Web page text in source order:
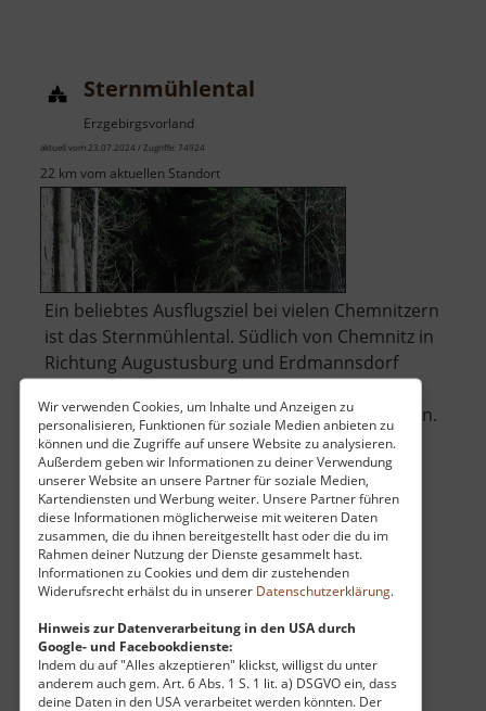
Wir verwenden Cookies, um Inhalte und Anzeigen zu
personalisieren, Funktionen für soziale Medien anbieten zu
können und die Zugriffe auf unsere Website zu analysieren.
Außerdem geben wir Informationen zu deiner Verwendung
unserer Website an unsere Partner für soziale Medien,
Kartendiensten und Werbung weiter. Unsere Partner führen
diese Informationen möglicherweise mit weiteren Daten
zusammen, die du ihnen bereitgestellt hast oder die du im
Rahmen deiner Nutzung der Dienste gesammelt hast.
Informationen zu Cookies und dem dir zustehenden
Widerufsrecht erhälst du in unserer Datenschutzerklärung.
Hinweis zur Datenverarbeitung in den USA durch
Google- und Facebookdienste:
Indem du auf "Alles akzeptieren" klickst, willigst du unter
anderem auch gem. Art. 6 Abs. 1 S. 1 lit. a) DSGVO ein, dass
deine Daten in den USA verarbeitet werden könnten. Der
Sternmühlental
Erzgebirgsvorland
aktuell vom 23.07.2024 / Zugriffe: 74924
22 km vom aktuellen Standort
Ein beliebtes Ausflugsziel bei vielen Chemnitzern
ist das Sternmühlental. Südlich von Chemnitz in
Richtung Augustusburg und Erdmannsdorf
gelegen laden Wanderwege, Wald und eine
Gaststätte - die Sternmühle - zum Verweilen ein.
Wandert man entlang des Schwarzbaches
gelangt man zu einem alte.. »weiterlesenüber
Greifensteine
Mittleres Erzgebirge
aktuell vom 23.07.2024 / Zugriffe: 72758
6 km vom aktuellen Standort